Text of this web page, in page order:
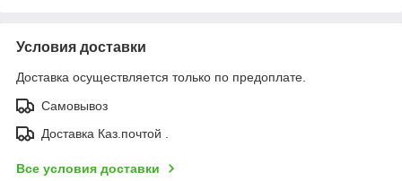
Условия доставки
Доставка осуществляется только по предоплате.
Самовывоз
Доставка Каз.почтой .
Все условия доставки